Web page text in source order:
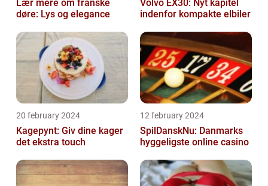
Lær mere om franske
døre: Lys og elegance
Volvo EX30: Nyt kapitel
indenfor kompakte elbiler
20 february 2024
Kagepynt: Giv dine kager
det ekstra touch
12 february 2024
SpilDanskNu: Danmarks
hyggeligste online casino